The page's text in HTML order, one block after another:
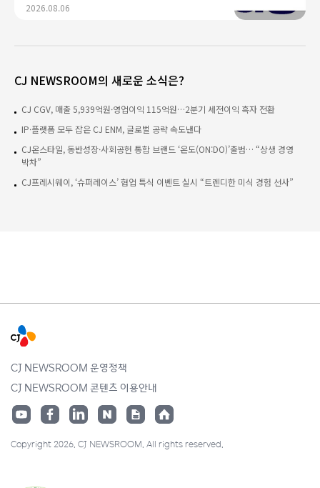
2026.08.06
CJ NEWSROOM의 새로운 소식은?
CJ CGV, 매출 5,939억원·영업이익 115억원…2분기 세전이익 흑자 전환
IP·플랫폼 모두 잡은 CJ ENM, 글로벌 공략 속도낸다
CJ온스타일, 동반성장·사회공헌 통합 브랜드 ‘온도(ON:DO)’출범… “상생 경영
박차”
CJ프레시웨이, ‘슈퍼레이스’ 협업 특식 이벤트 실시 “트렌디한 미식 경험 선사”
CJ NEWSROOM 운영정책
CJ NEWSROOM 콘텐츠 이용안내
Copyright 2026. CJ NEWSROOM. All rights reserved.